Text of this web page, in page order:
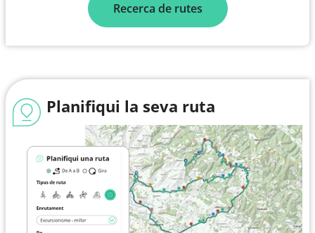
Recerca de rutes
Planifiqui la seva ruta